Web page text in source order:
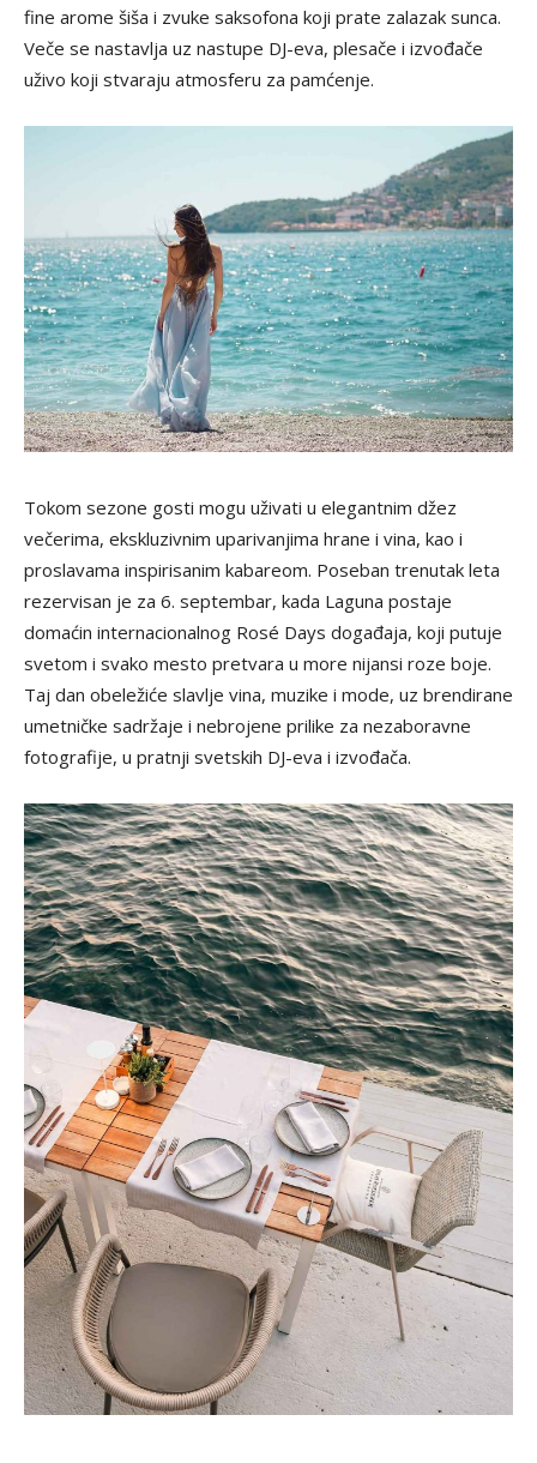
fine arome šiša i zvuke saksofona koji prate zalazak sunca.
Veče se nastavlja uz nastupe DJ-eva, plesače i izvođače
uživo koji stvaraju atmosferu za pamćenje.
Tokom sezone gosti mogu uživati u elegantnim džez
večerima, ekskluzivnim uparivanjima hrane i vina, kao i
proslavama inspirisanim kabareom. Poseban trenutak leta
rezervisan je za 6. septembar, kada Laguna postaje
domaćin internacionalnog Rosé Days događaja, koji putuje
svetom i svako mesto pretvara u more nijansi roze boje.
Taj dan obeležiće slavlje vina, muzike i mode, uz brendirane
umetničke sadržaje i nebrojene prilike za nezaboravne
fotografije, u pratnji svetskih DJ-eva i izvođača.